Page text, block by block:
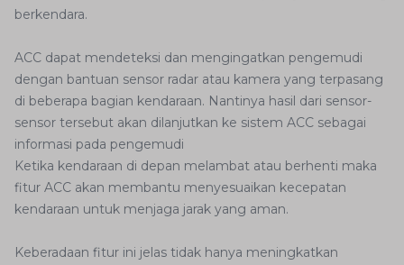
berkendara.
ACC dapat mendeteksi dan mengingatkan pengemudi
dengan bantuan sensor radar atau kamera yang terpasang
di beberapa bagian kendaraan. Nantinya hasil dari sensor-
sensor tersebut akan dilanjutkan ke sistem ACC sebagai
informasi pada pengemudi
Ketika kendaraan di depan melambat atau berhenti maka
fitur ACC akan membantu menyesuaikan kecepatan
kendaraan untuk menjaga jarak yang aman.
Keberadaan fitur ini jelas tidak hanya meningkatkan